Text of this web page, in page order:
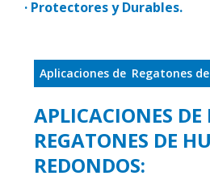
· Protectores y Durables.
Aplicaciones de Regatones
APLICACIONES DE
REGATONES DE
REDONDOS: